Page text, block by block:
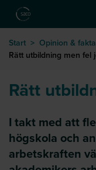
Hoppa till huvudinnehåll
Start > Opinion & fakta
Rätt utbildning men fel
Rätt
I takt med att
högskola och
arbetskraften